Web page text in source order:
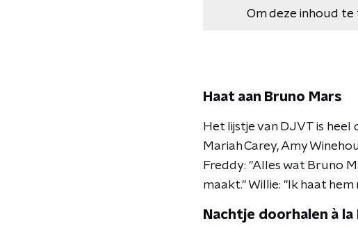
Om deze inhoud
Haat aan Bruno Mars
Het lijstje van DJVT is
Mariah Carey, Amy
Freddy: "Alles wat Bruno
maakt." Willie: "Ik haat
Nachtje doorhalen à la